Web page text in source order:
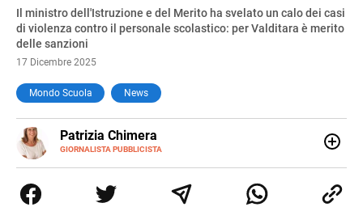
Il ministro dell'Istruzione e del Merito ha svelato un calo dei casi
di violenza contro il personale scolastico: per Valditara è merito
delle sanzioni
17 Dicembre 2025
Mondo Scuola News
Patrizia Chimera
GIORNALISTA PUBBLICISTA
E-
MAIL
LINKEDIN
collaborato con grandi gruppi editoriali e agenzie di
comunicazione specializzandosi nella scrittura di articoli